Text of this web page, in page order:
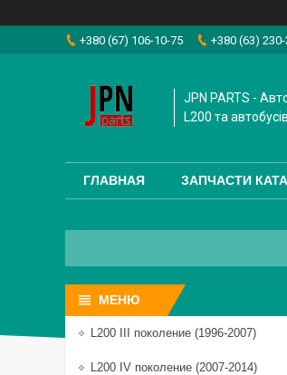
+380 (67) 106-10-75 +380 (63)
JPN PARTS -
L200 та
ГЛАВНАЯ ЗАПЧАСТИ
L200 III поколение (1996-2007)
L200 IV поколение (2007-2014)